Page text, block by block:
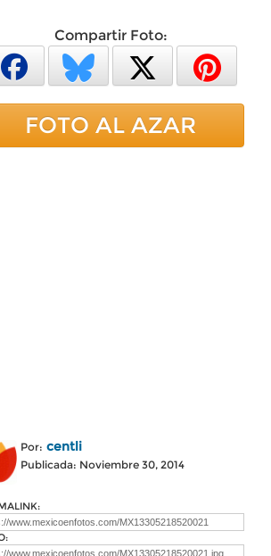
Compartir Foto:
FOTO AL AZAR
Por: centli
Publicada: Noviembre 30, 2014